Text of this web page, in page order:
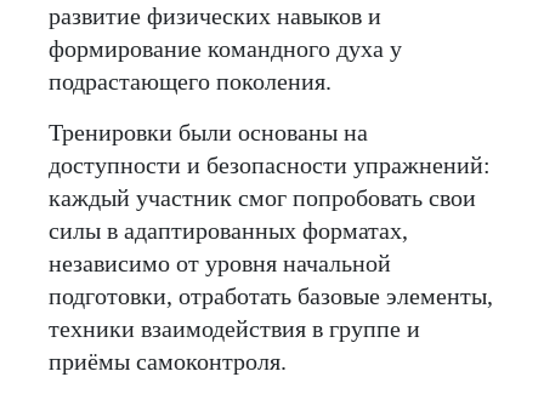
развитие физических навыков и
формирование командного духа у
подрастающего поколения.
Тренировки были основаны на
доступности и безопасности упражнений:
каждый участник смог попробовать свои
силы в адаптированных форматах,
независимо от уровня начальной
подготовки, отработать базовые элементы,
техники взаимодействия в группе и
приёмы самоконтроля.